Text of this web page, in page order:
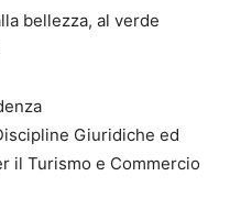
bellezza, al verde
Giuridiche ed
il Turismo e Commercio